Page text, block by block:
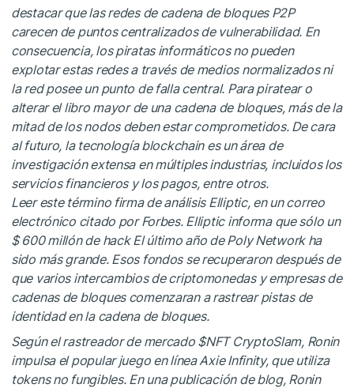
destacar que las redes de cadena de bloques P2P
carecen de puntos centralizados de vulnerabilidad. En
consecuencia, los piratas informáticos no pueden
explotar estas redes a través de medios normalizados ni
la red posee un punto de falla central. Para piratear o
alterar el libro mayor de una cadena de bloques, más de la
mitad de los nodos deben estar comprometidos. De cara
al futuro, la tecnología blockchain es un área de
investigación extensa en múltiples industrias, incluidos los
servicios financieros y los pagos, entre otros.
Leer este términofirma de análisis Elliptic, en un correo
electrónico citado por Forbes. Elliptic informa que sólo un
$ 600 millón de hack El último año de Poly Network ha
sido más grande. Esos fondos se recuperaron después de
que varios intercambios de criptomonedas y empresas de
cadenas de bloques comenzaran a rastrear pistas de
identidad en la cadena de bloques.
Según el rastreador de mercado $NFTCryptoSlam, Ronin
impulsa el popular juego en línea Axie Infinity, que utiliza
tokens no fungibles. En una publicación de blog, Ronin